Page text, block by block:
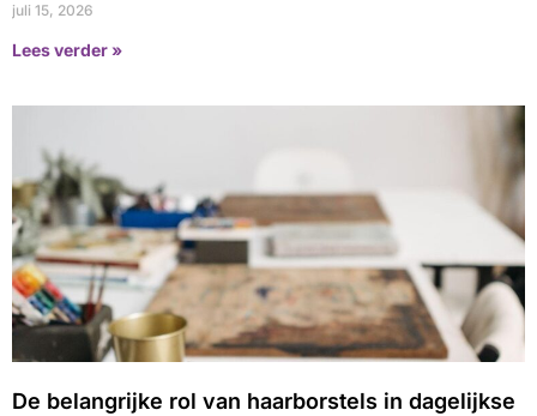
juli 15, 2026
Lees verder »
De belangrijke rol van haarborstels in dagelijkse